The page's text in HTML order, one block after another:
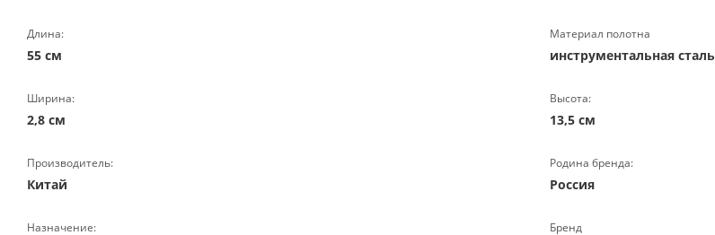
Длина:
55 см
Материал полотна
инструментальная сталь
Ширина:
2,8 см
Высота:
13,5 см
Производитель:
Китай
Родина бренда:
Россия
Назначение: Бренд